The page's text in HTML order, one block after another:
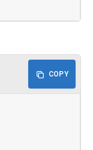
COPY